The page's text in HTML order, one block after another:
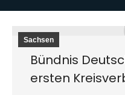
Sachsen
Bündnis
ersten